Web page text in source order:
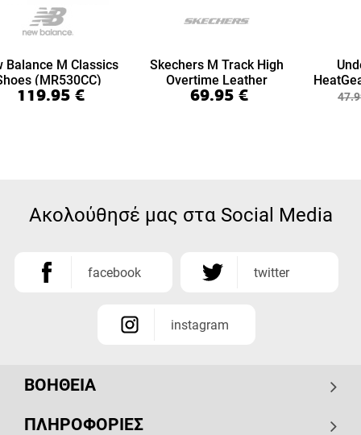
Balance M Classics
(MR530CC)
119.95 €
Skechers M Track High
Overtime Leather
(999894-BBK)
69.95 €
7/8
Ακολούθησέ μας στα Social Media
facebook twitter
instagram
ΒΟΗΘΕΙΑ
ΠΛΗΡΟΦΟΡΙΕΣ